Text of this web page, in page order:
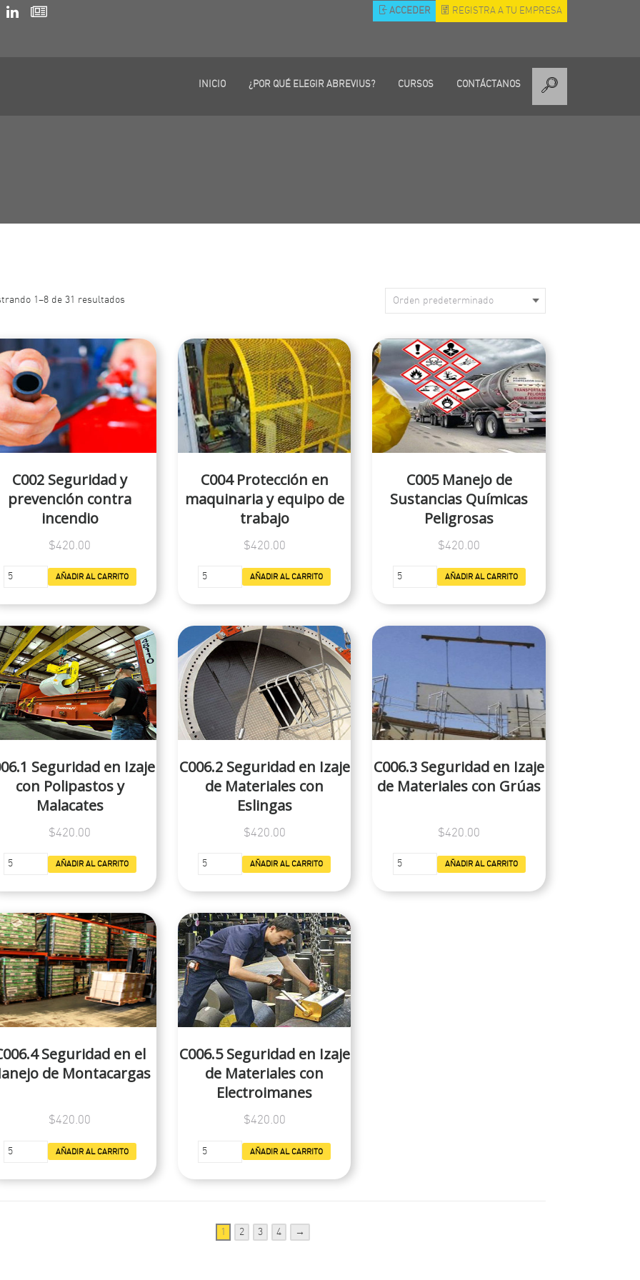
ACCEDER REGISTRA A TU EMPRESA
INICIO ¿POR QUÉ ELEGIR ABREVIUS? CURSOS CONTÁCTANOS
1–8 de 31 resultados
C002 Seguridad y
prevención contra
incendio
$420.00
AÑADIR AL CARRITO
C004 Protección en
maquinaria y equipo de
trabajo
$420.00
AÑADIR AL CARRITO
C005 Manejo de
Sustancias Químicas
Peligrosas
$420.00
AÑADIR AL CARRITO
Seguridad en Izaje
con Polipastos y
Malacates
$420.00
AÑADIR AL CARRITO
C006.2 Seguridad en Izaje
de Materiales con
Eslingas
$420.00
AÑADIR AL CARRITO
C006.3 Seguridad en Izaje
de Materiales con Grúas
$420.00
AÑADIR AL CARRITO
Seguridad en el
de Montacargas
$420.00
AÑADIR AL CARRITO
C006.5 Seguridad en Izaje
de Materiales con
Electroimanes
$420.00
AÑADIR AL CARRITO
1 2 3 4 →